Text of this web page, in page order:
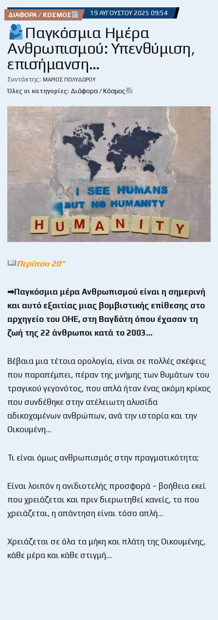
ΔΙΆΦΟΡΑ / ΚΌΣΜΟΣ 19 ΑΥΓΟΎΣΤΟΥ 2025 09:54
Παγκόσμια Ημέρα
Ανθρωπισμού: Υπενθύμιση,
επισήμανση…
Συντάκτης: ΜΆΡΙΟΣ ΠΟΛΥΔΏΡΟΥ
Όλες οι κατηγορίες: Διάφορα / Κόσμος
Περίπου 20“
➡Παγκόσμια μέρα Ανθρωπισμού είναι η σημερινή
και αυτό εξαιτίας μιας βομβιστικής επίθεσης στο
αρχηγείο του ΟΗΕ, στη Βαγδάτη όπου έχασαν τη
ζωή της 22 άνθρωποι κατά το 2003…
Βέβαια μια τέτοια ορολογία, είναι σε πολλές σκέψεις
που παραπέμπει, πέραν της μνήμης των θυμάτων του
τραγικού γεγονότος, που απλά ήταν ένας ακόμη κρίκος
που συνδέθηκε στην ατέλειωτη αλυσίδα
αδικοχαμένων ανθρώπων, ανά την ιστορία και την
Οικουμένη…
Τι είναι όμως ανθρωπισμός στην πραγματικότητα;
Είναι λοιπόν η ανιδιοτελής προσφορά – βοήθεια εκεί
που χρειάζεται και πριν διερωτηθεί κανείς, το που
χρειάζεται, η απάντηση είναι τόσο απλή…
Χρειάζεται σε όλα τα μήκη και πλάτη της Οικουμένης,
κάθε μέρα και κάθε στιγμή…